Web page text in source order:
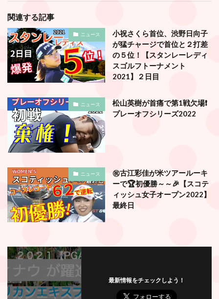
関連する記事
ニュース
小祝さくら首位、渋野日向子
が猛チャージで首位と２打差
の５位！【スタンレーレディ
スゴルフトーナメント
2021】２日目
ニュース
松山英樹が首痛で第1戦欠場❗️
プレーオフシリーズ2022
ニュース
㊗️古江彩佳が米ツアールーキ
ーで🏆初優勝～～🎉【スコテ
ィッシュ女子オープン2022】
最終日
最新情報をチェックしよう！